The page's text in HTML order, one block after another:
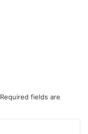
Required fields are